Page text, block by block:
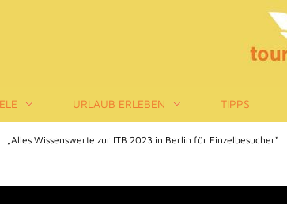
Infos
URLAUB ERLEBEN TIPPS
„Alles Wissenswerte zur ITB 2023 in Berlin für Einzelbesucher“